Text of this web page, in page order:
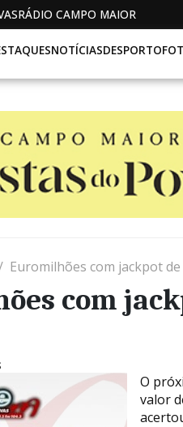
RÁDIO CAMPO MAIOR
NOTÍCIASDESPORTO
Euromilhões com jackpot
com
O
valor